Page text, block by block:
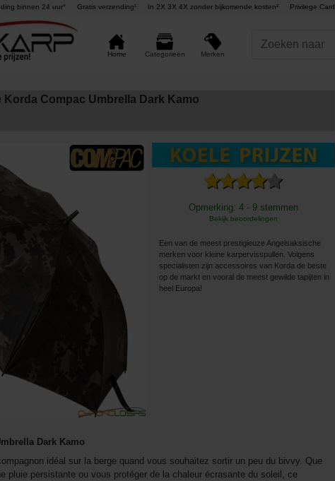
binnen 24 uur° Gratis verzending¹ In 2X 3X 4X zonder bijkomende kosten² Privilege Card
Home Categorieën Merken
Korda Compac Umbrella Dark Kamo
Opmerking: 4 - 9 stemmen
Bekijk beoordelingen
Een van de meest prestigieuze Angelsaksische
merken voor kleine karpervisspullen. Volgens
specialisten zijn accessoires van Korda de beste
op de markt en vooral de meest gewilde tapijten in
heel Europa!
Dark Kamo
idéal sur la berge quand vous souhaitez sortir un peu du bivvy. Que
pluie persistante ou vous protéger de la chaleur écrasante du soleil, ce